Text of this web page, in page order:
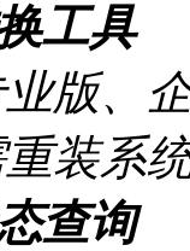
工具
版、
装系统
查询